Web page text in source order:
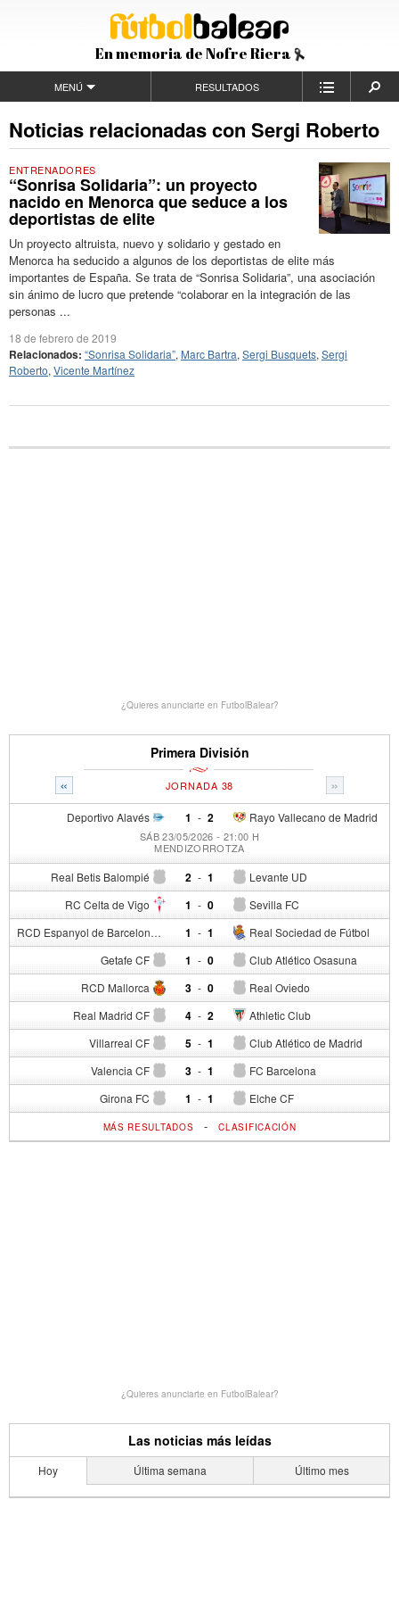
En memoria de Nofre Riera
MENÚ RESULTADOS
Noticias relacionadas con Sergi Roberto
ENTRENADORES
“Sonrisa Solidaria”: un proyecto
nacido en Menorca que seduce a los
deportistas de elite
Un proyecto altruista, nuevo y solidario y gestado en
Menorca ha seducido a algunos de los deportistas de elite más
importantes de España. Se trata de “Sonrisa Solidaria”, una asociación
sin ánimo de lucro que pretende “colaborar en la integración de las
personas ...
18 de febrero de 2019
Relacionados: “Sonrisa Solidaria”, Marc Bartra, Sergi Busquets, Sergi
Roberto, Vicente Martínez
¿Quieres anunciarte en FutbolBalear?
Primera División
« »
JORNADA 38
Deportivo Alavés 1 - Rayo Vallecano de Madrid
2
SÁB 23/05/2026 - 21:00 H
MENDIZORROTZA
Real Betis Balompié 2 - Levante UD
1
RC Celta de Vigo 1 - Sevilla FC
0
RCD Espanyol de Barcelona 1 - Real Sociedad de Fútbol
1
Getafe CF 1 - Club Atlético Osasuna
0
RCD Mallorca 3 - Real Oviedo
0
Real Madrid CF 4 - Athletic Club
2
Villarreal CF 5 - Club Atlético de Madrid
1
Valencia CF 3 - FC Barcelona
1
Girona FC 1 - Elche CF
1
MÁS RESULTADOS -CLASIFICACIÓN
¿Quieres anunciarte en FutbolBalear?
Las noticias más leídas
Hoy Última semana Último mes